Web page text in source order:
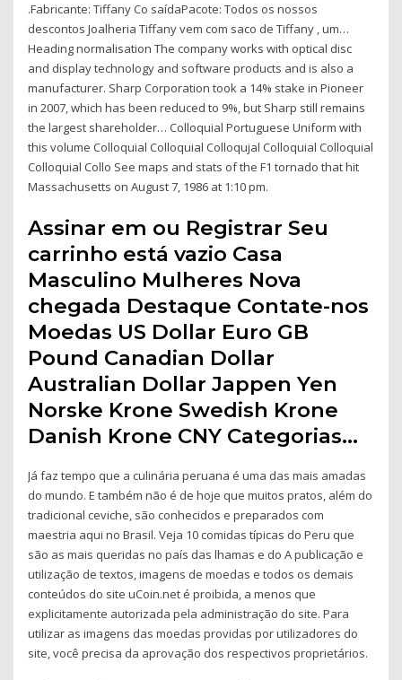
.Fabricante: Tiffany Co saídaPacote: Todos os nossos
descontos Joalheria Tiffany vem com saco de Tiffany , um…
Heading normalisation The company works with optical disc
and display technology and software products and is also a
manufacturer. Sharp Corporation took a 14% stake in Pioneer
in 2007, which has been reduced to 9%, but Sharp still remains
the largest shareholder… Colloquial Portuguese Uniform with
this volume Colloquial Colloquial Colloqujal Colloquial Colloquial
Colloquial Collo See maps and stats of the F1 tornado that hit
Massachusetts on August 7, 1986 at 1:10 pm.
Assinar em ou Registrar Seu
carrinho está vazio Casa
Masculino Mulheres Nova
chegada Destaque Contate-nos
Moedas US Dollar Euro GB
Pound Canadian Dollar
Australian Dollar Jappen Yen
Norske Krone Swedish Krone
Danish Krone CNY Categorias…
Já faz tempo que a culinária peruana é uma das mais amadas
do mundo. E também não é de hoje que muitos pratos, além do
tradicional ceviche, são conhecidos e preparados com
maestria aqui no Brasil. Veja 10 comidas típicas do Peru que
são as mais queridas no país das lhamas e do A publicação e
utilização de textos, imagens de moedas e todos os demais
conteúdos do site uCoin.net é proibida, a menos que
explicitamente autorizada pela administração do site. Para
utilizar as imagens das moedas providas por utilizadores do
site, você precisa da aprovação dos respectivos proprietários.